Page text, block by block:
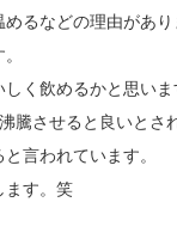
るなどの理由があり
く飲めるかと思いま
騰させると良いとさ
言われています。
ます。笑